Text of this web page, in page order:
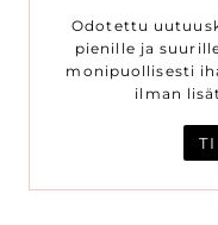
Odotettu
pienille ja
monipuollisesti
ilman